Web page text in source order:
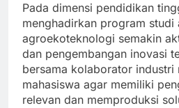
Pada dimensi pendidikan
menghadirkan program studi
agroekoteknologi semakin
dan pengembangan inovasi
bersama kolaborator industri
mahasiswa agar memiliki
relevan dan memproduksi